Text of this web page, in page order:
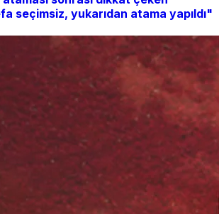
seçimsiz, yukarıdan atama yapıldı"